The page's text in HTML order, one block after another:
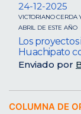
24-12-2025
VICTORIANO CERDA
ABRIL DE ESTE AÑO
Los
Huachipato
Enviado por
COLUMNA DE